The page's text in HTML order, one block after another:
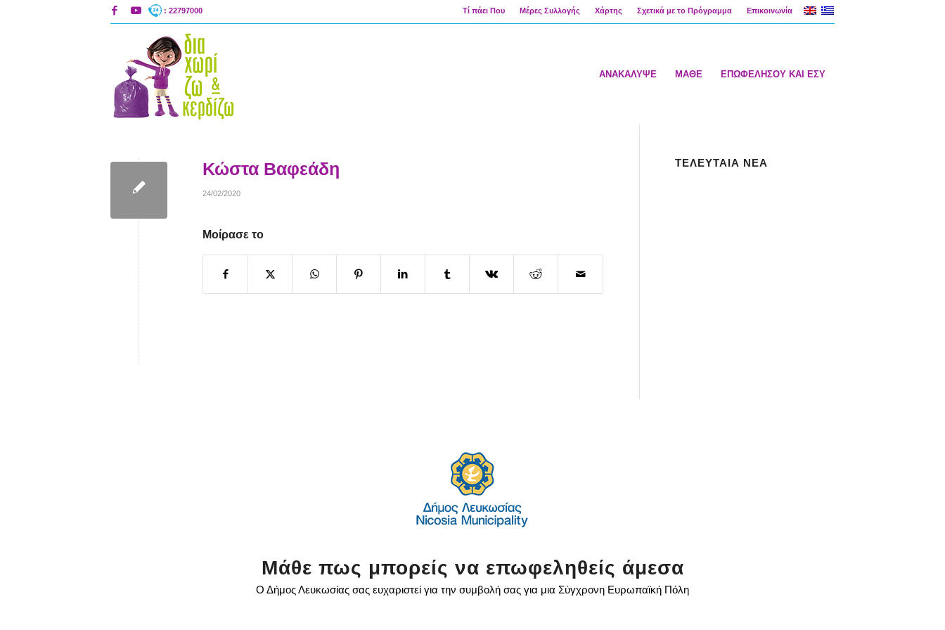
Τί πάει Που Μέρες Συλλογής Χάρτης Σχετικά με το Πρόγραμμα Επικοινωνία
: 22797000
ΑΝΑΚΑΛΥΨΕ ΜΑΘΕ ΕΠΩΦΕΛΗΣΟΥ ΚΑΙ ΕΣΥ
Κώστα Βαφεάδη
24/02/2020
Μοίρασε το
ΤΕΛΕΥΤΑΙΑ ΝΕΑ
Μάθε πως μπορείς να επωφεληθείς άμεσα
Ο Δήμος Λευκωσίας σας ευχαριστεί για την συμβολή σας για μια Σύγχρονη Ευρωπαϊκή Πόλη